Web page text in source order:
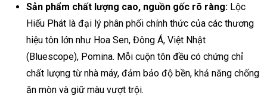
Sản phẩm chất lượng cao, nguồn gốc rõ ràng: Lộc
Hiếu Phát là đại lý phân phối chính thức của các thương
hiệu tôn lớn như Hoa Sen, Đông Á, Việt Nhật
(Bluescope), Pomina. Mỗi cuộn tôn đều có chứng chỉ
chất lượng từ nhà máy, đảm bảo độ bền, khả năng chống
ăn mòn và giữ màu vượt trội.